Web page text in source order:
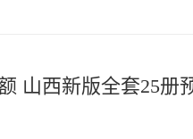
山西新版全套25册